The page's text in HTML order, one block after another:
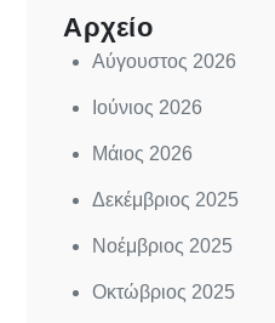
Αρχείο
Αύγουστος 2026
Ιούνιος 2026
Μάιος 2026
Δεκέμβριος 2025
Νοέμβριος 2025
Οκτώβριος 2025